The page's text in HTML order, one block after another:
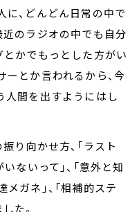
、どんどん日常の中で
近のラジオの中でも自分
とかでもっとした方がい
とか言われるから、今
人間を出すようにはし
り向かせ方、「ラスト
ないって」、「意外と知
ガネ」、「相補的ステ
た。